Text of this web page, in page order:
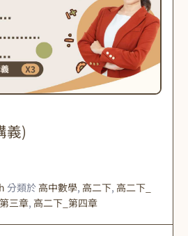
義)
分類於 高中數學, 高二下, 高二下_
三章, 高二下_第四章